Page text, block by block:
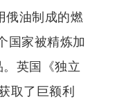
俄油制成的燃
国家被精炼加
英国《独立
取了巨额利